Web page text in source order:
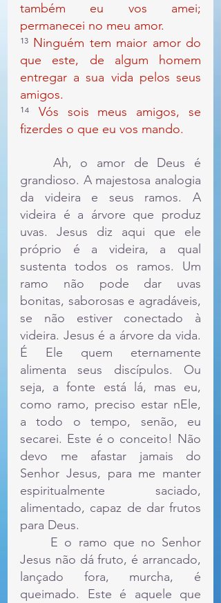
também eu vos amei;
permanecei no meu amor.
¹³ Ninguém tem maior amor do
que este, de algum homem
entregar a sua vida pelos seus
amigos.
¹⁴ Vós sois meus amigos, se
fizerdes o que eu vos mando.
grandioso. A majestosa analogia
da videira e seus ramos. A
videira é a árvore que produz
uvas. Jesus diz aqui que ele
próprio é a videira, a qual
sustenta todos os ramos. Um
ramo não pode dar uvas
bonitas, saborosas e agradáveis,
se não estiver conectado à
videira. Jesus é a árvore da vida.
É Ele quem eternamente
alimenta seus discípulos. Ou
seja, a fonte está lá, mas eu,
como ramo, preciso estar nEle,
a todo o tempo, senão, eu
secarei. Este é o conceito! Não
devo me afastar jamais do
Senhor Jesus, para me manter
espiritualmente saciado,
alimentado, capaz de dar frutos
para Deus.
Jesus não dá fruto, é arrancado,
lançado fora, murcha, é
queimado. Este é aquele que